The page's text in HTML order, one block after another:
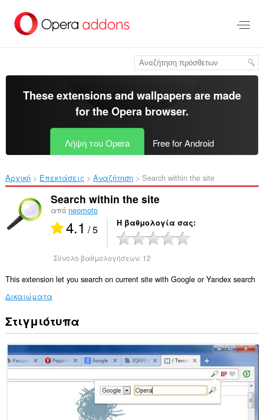
στο
κύριο
These extensions and wallpapers are made
for theOpera browser.
Λήψη του Opera Free for Android
Αρχική Επεκτάσεις Αναζήτηση Search within the site‎
Search within the site
από neomoto
4.1 / 5 Η βαθμολογία σας
Σύνολο βαθμολογήσεων: 12
This extension let you search on current site with Google or Yandex search
Δικαιώματα
Αυτή
η
μπορεί
να
έχει
πρόσβαση
Στιγμιότυπα